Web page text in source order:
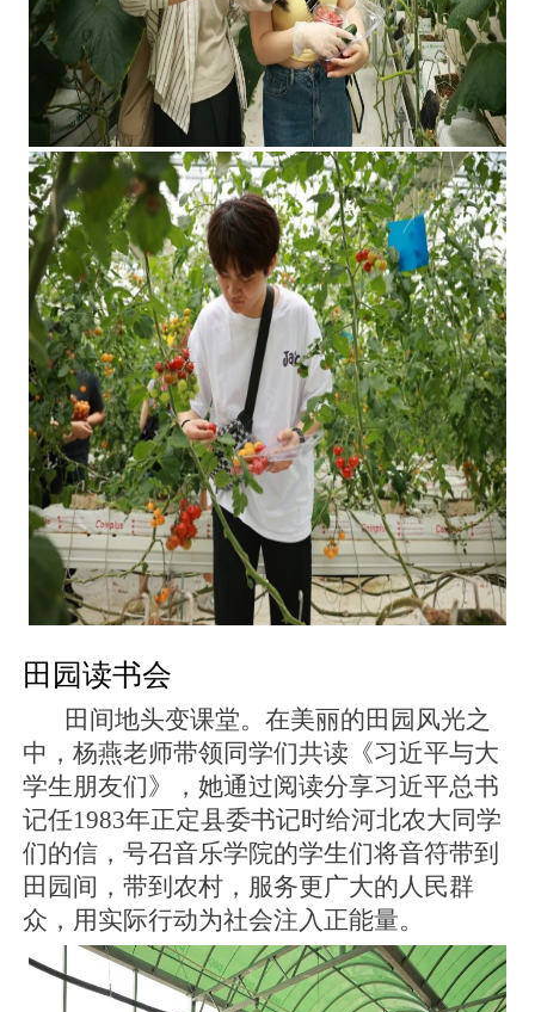
田园读书会
田间地头变课堂。在美丽的田园风光之
中，杨燕老师带领同学们共读《习近平与大
学生朋友们》，她通过阅读分享习近平总书
记任1983年正定县委书记时给河北农大同学
们的信，号召音乐学院的学生们将音符带到
田园间，带到农村，服务更广大的人民群
众，用实际行动为社会注入正能量。